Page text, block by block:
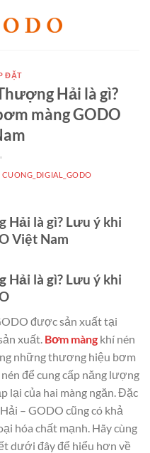
ĐẶT
Hải là gì?
màng GODO
CUONG_DIGIAL_GODO
Hải là gì? Lưu ý khi
Việt Nam
Hải là gì? Lưu ý khi
được sản xuất tại
xuất. Bơm màng khí nén
những thương hiệu bơm
để cung cấp năng lượng
lại của hai màng ngăn. Đặc
– GODO cũng có khả
hóa chất mạnh. Hãy cùng
dưới đây để hiểu hơn về